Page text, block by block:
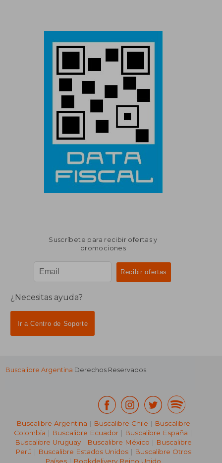
Suscríbete para recibir ofertas y
promociones
¿Necesitas ayuda?
Ir a Centro de Soporte
Buscalibre Argentina Derechos Reservados.
Buscalibre Argentina | Buscalibre Chile | Buscalibre
Colombia | Buscalibre Ecuador | Buscalibre España |
Buscalibre Uruguay| Buscalibre México | Buscalibre
Perú | Buscalibre Estados Unidos| Buscalibre Otros
Países | Bookdelivery Reino Unido